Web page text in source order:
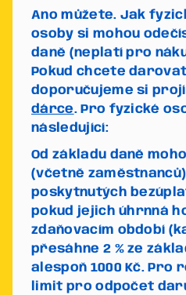
Ano můžete. Jak
osoby si mohou
daně (neplatí pro
Pokud chcete
doporučujeme si
dárce. Pro fyzické
následující:
Od základu daně
(včetně
poskytnutých
pokud jejich úhrnná
zdaňovacím období
přesáhne 2 % ze
alespoň 1000 Kč. Pro
limit pro odpočet